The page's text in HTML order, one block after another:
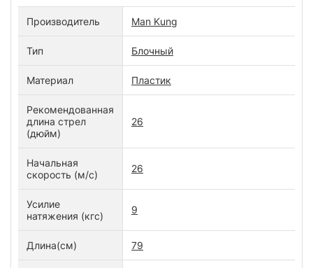
Производитель Man Kung
Тип Блочный
Материал Пластик
Рекомендованная
длина стрел
(дюйм)
26
Начальная
скорость (м/с)
26
Усилие
натяжения (кгс)
9
Длина(см) 79